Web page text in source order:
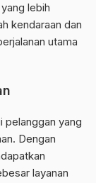
lebih
kendaraan dan
utama
pelanggan yang
Dengan
layanan